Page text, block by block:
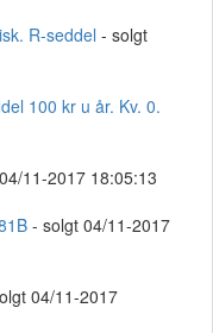
R-seddel - solgt
100 kr u år. Kv. 0.
11-2017 18:05:13
- solgt 04/11-2017
04/11-2017